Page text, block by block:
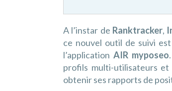
A l’instar de Ranktracker,
ce nouvel outil de suivi
l’application AIR myposeo
profils multi-utilisateurs et
obtenir ses rapports de